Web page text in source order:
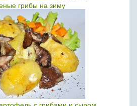
грибы на зиму